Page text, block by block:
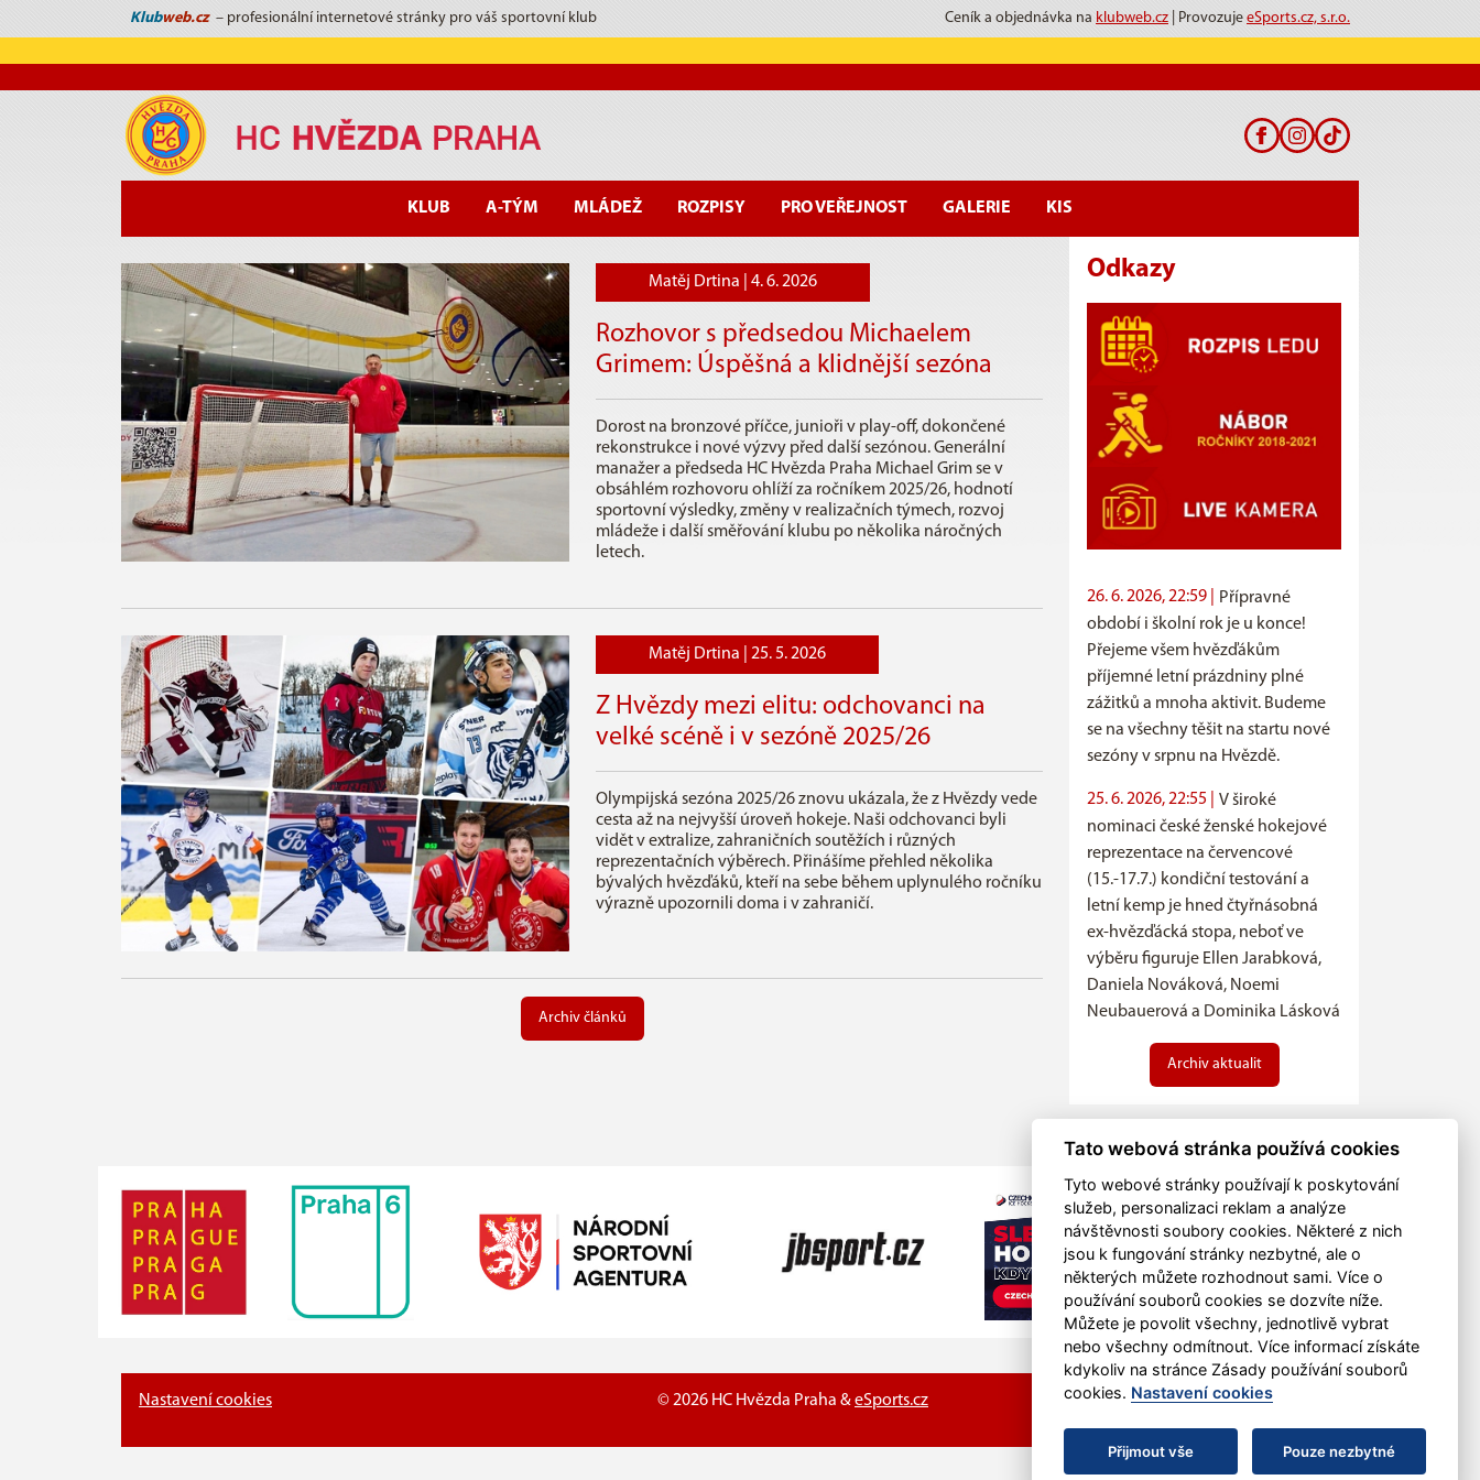
Klubweb.cz – profesionální internetové stránky pro váš sportovní klub Ceník a objednávka na klubweb.cz | Provozuje eSports.cz, s.r.o.
KLUB A-TÝM MLÁDEŽ ROZPISY PRO VEŘEJNOST GALERIE KIS
Matěj Drtina | 4. 6. 2026
Rozhovor s předsedou Michaelem
Grimem: Úspěšná a klidnější sezóna
Dorost na bronzové příčce, junioři v play-off, dokončené
rekonstrukce i nové výzvy před další sezónou. Generální
manažer a předseda HC Hvězda Praha Michael Grim se v
obsáhlém rozhovoru ohlíží za ročníkem 2025/26, hodnotí
sportovní výsledky, změny v realizačních týmech, rozvoj
mládeže i další směřování klubu po několika náročných
letech.
Matěj Drtina | 25. 5. 2026
Z Hvězdy mezi elitu: odchovanci na
velké scéně i v sezóně 2025/26
Olympijská sezóna 2025/26 znovu ukázala, že z Hvězdy vede
cesta až na nejvyšší úroveň hokeje. Naši odchovanci byli
vidět v extralize, zahraničních soutěžích i různých
reprezentačních výběrech. Přinášíme přehled několika
bývalých hvězďáků, kteří na sebe během uplynulého ročníku
výrazně upozornili doma i v zahraničí.
Archiv článků
Odkazy
26. 6. 2026, 22:59 |
Přípravné
období i školní rok je u konce!
Přejeme všem hvězďákům
příjemné letní prázdniny plné
zážitků a mnoha aktivit. Budeme
se na všechny těšit na startu nové
sezóny v srpnu na Hvězdě.
25. 6. 2026, 22:55 |
V široké
nominaci české ženské hokejové
reprezentace na červencové
(15.-17.7.) kondiční testování a
letní kemp je hned čtyřnásobná
ex-hvězďácká stopa, neboť ve
výběru figuruje Ellen Jarabková,
Daniela Nováková, Noemi
Neubauerová a Dominika Lásková
Archiv aktualit
Nastavení cookies © 2026 HC Hvězda Praha &eSports.cz
Tato webová stránka používá cookies
Tyto webové stránky používají k poskytování
služeb, personalizaci reklam a analýze
návštěvnosti soubory cookies. Některé z nich
jsou k fungování stránky nezbytné, ale o
některých můžete rozhodnout sami. Více o
používání souborů cookies se dozvíte níže.
Můžete je povolit všechny, jednotlivě vybrat
nebo všechny odmítnout. Více informací získáte
kdykoliv na stránce Zásady používání souborů
cookies. Nastavení cookies
Přijmout vše Pouze nezbytné